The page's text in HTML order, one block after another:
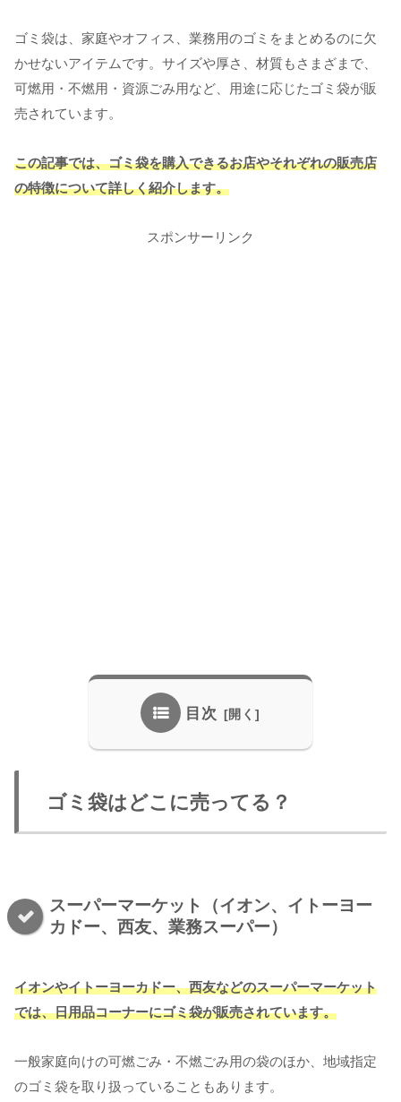
ゴミ袋は、家庭やオフィス、業務用のゴミをまとめるのに欠
かせないアイテムです。サイズや厚さ、材質もさまざまで、
可燃用・不燃用・資源ごみ用など、用途に応じたゴミ袋が販
売されています。
この記事では、ゴミ袋を購入できるお店やそれぞれの販売店
の特徴について詳しく紹介します。
スポンサーリンク
目次
ゴミ袋はどこに売ってる？
スーパーマーケット（イオン、イトーヨー
カドー、西友、業務スーパー）
イオンやイトーヨーカドー、西友などのスーパーマーケット
では、日用品コーナーにゴミ袋が販売されています。
一般家庭向けの可燃ごみ・不燃ごみ用の袋のほか、地域指定
のゴミ袋を取り扱っていることもあります。